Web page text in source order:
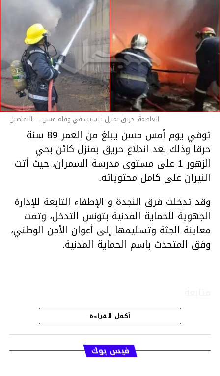
العاصمة: حريق بمنزل يتسبب في وفاة مسن ... التفاصيل
توفي يوم أمس مسن يبلغ من العمر 89 سنة
حرقا وذلك بعد اندلاع حريق بمنزل كائن بحي
الزهور 1 على مستوى مدرسة السمران، حيث أتت
النيران على كامل محتوياته.
وقد تدخلت فرق النجدة و الإطفاء التابعة للإدارة
الجهوية للحماية المدنية بتونس التدخل، وتمت
معاينة الجثة وتسليمها إلى أعوان الأمن الوطني،
وفق المتحدث باسم الحماية المدنية.
قسم الاخبار
أكمل القراءة
فيس بوك